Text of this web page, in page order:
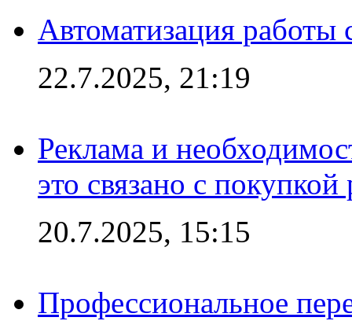
Автоматизация работы
22.7.2025, 21:19
Реклама и
это связано с покупкой
20.7.2025, 15:15
Профессиональное